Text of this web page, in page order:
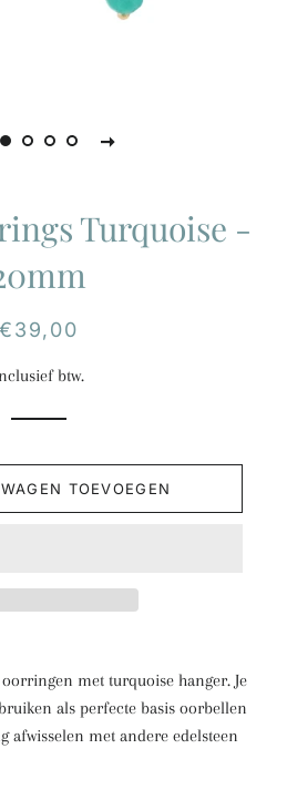
Turquoise -
Normale
Aanbiedingsprijs
€39,00
btw.
TOEVOEGEN
met turquoise hanger. Je
als perfecte basis oorbellen
afwisselen met andere edelsteen